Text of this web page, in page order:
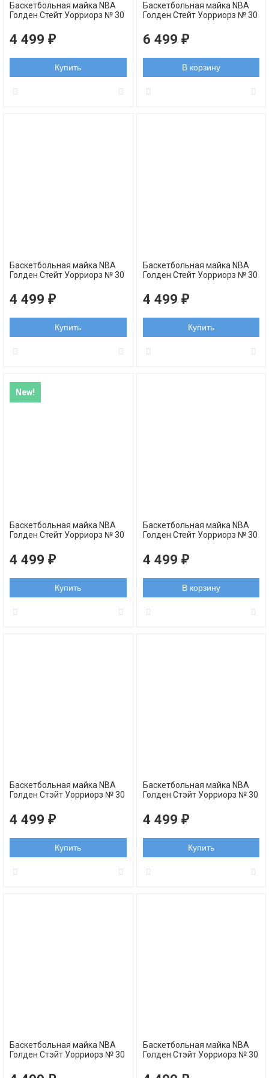
Баскетбольная майка NBA
Голден Стейт Уорриорз № 30
4 499 ₽
Купить
Баскетбольная майка NBA
Голден Стейт Уорриорз № 30
Authentic
6 499 ₽
В корзину
Баскетбольная майка NBA
Голден Стейт Уорриорз № 30
swingman REV30
4 499 ₽
Купить
Баскетбольная майка NBA
Голден Стейт Уорриорз № 30
swingman REV30
4 499 ₽
Купить
New!
Баскетбольная майка NBA
Голден Стейт Уорриорз № 30
swingman
4 499 ₽
Купить
Баскетбольная майка NBA
Голден Стейт Уорриорз № 30
swingman 2022
4 499 ₽
В корзину
Баскетбольная майка NBA
Голден Стэйт Уорриорз № 30
4 499 ₽
Купить
Баскетбольная майка NBA
Голден Стэйт Уорриорз № 30
4 499 ₽
Купить
Баскетбольная майка NBA
Голден Стэйт Уорриорз № 30
Bay
Баскетбольная майка NBA
Голден Стэйт Уорриорз № 30